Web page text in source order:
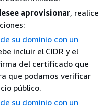
aprovisionar, realice
su dominio con un
incluir el CIDR y el
del certificado que
que podamos verificar
público.
su dominio con un